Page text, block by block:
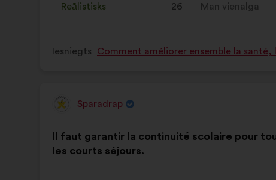
kā:
s)
Reālistisks
: 26
reize(-
kā:
s)
Man vienalga
:reize(-
Iesniegts Comment améliorer ensemble la
Priekšlikumu
Sparadrap
saturs:
Il faut garantir la continuité scolaire pour
les courts séjours.
ir
šāds: